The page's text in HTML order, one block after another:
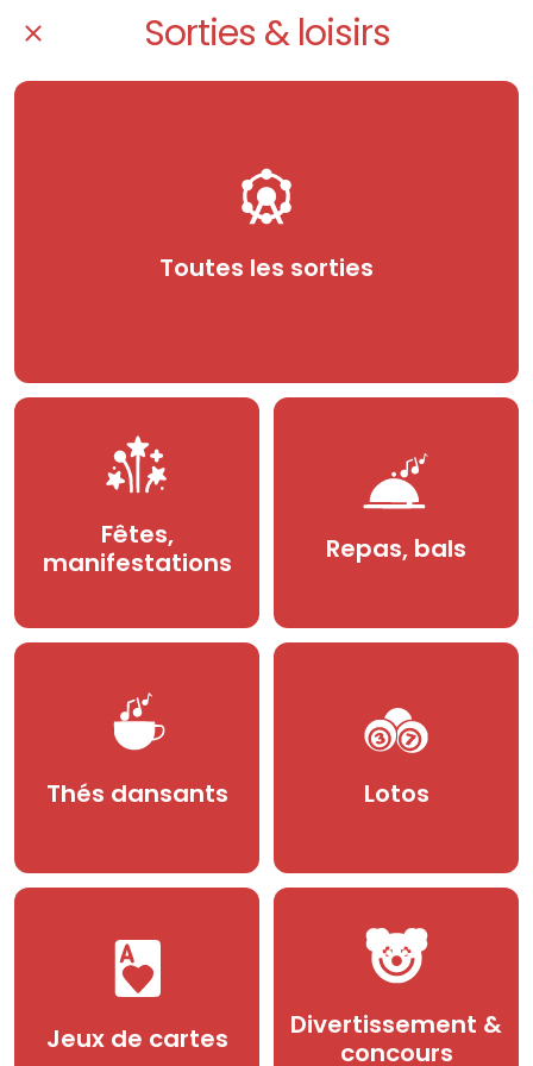
Sorties & loisirs
Toutes les sorties
Fêtes,
manifestations
Repas, bals
Thés dansants Lotos
Jeux de cartes
Divertissement &
concours